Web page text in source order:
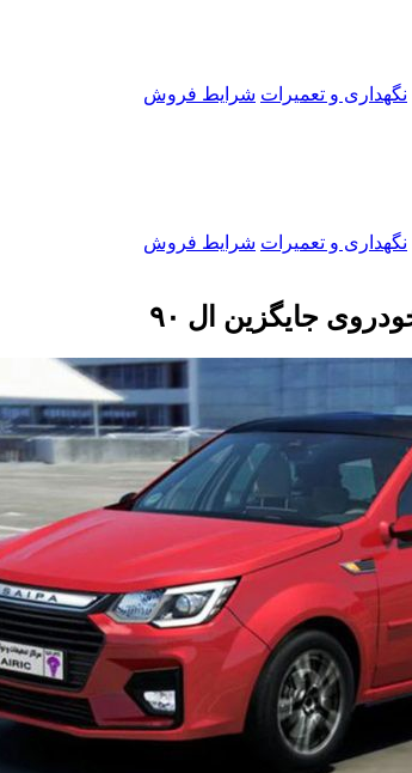
نگهداری و تعمیرات شرایط فروش
نگهداری و تعمیرات شرایط فروش